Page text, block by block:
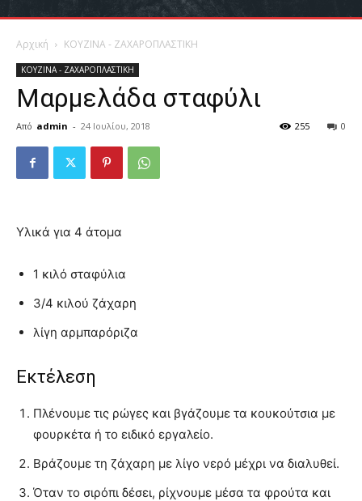
Αρχική ΚΟΥΖΙΝΑ - ΖΑΧΑΡΟΠΛΑΣΤΙΚΗ
ΚΟΥΖΙΝΑ - ΖΑΧΑΡΟΠΛΑΣΤΙΚΗ
Μαρμελάδα σταφύλι
Από admin - 24 Ιουλίου, 2018 0
255
Υλικά για 4 άτομα
1 κιλό σταφύλια
3/4 κιλού ζάχαρη
λίγη αρμπαρόριζα
Εκτέλεση
Πλένουμε τις ρώγες και βγάζουμε τα κουκούτσια με
φουρκέτα ή το ειδικό εργαλείο.
Βράζουμε τη ζάχαρη με λίγο νερό μέχρι να διαλυθεί.
Όταν το σιρόπι δέσει, ρίχνουμε μέσα τα φρούτα και